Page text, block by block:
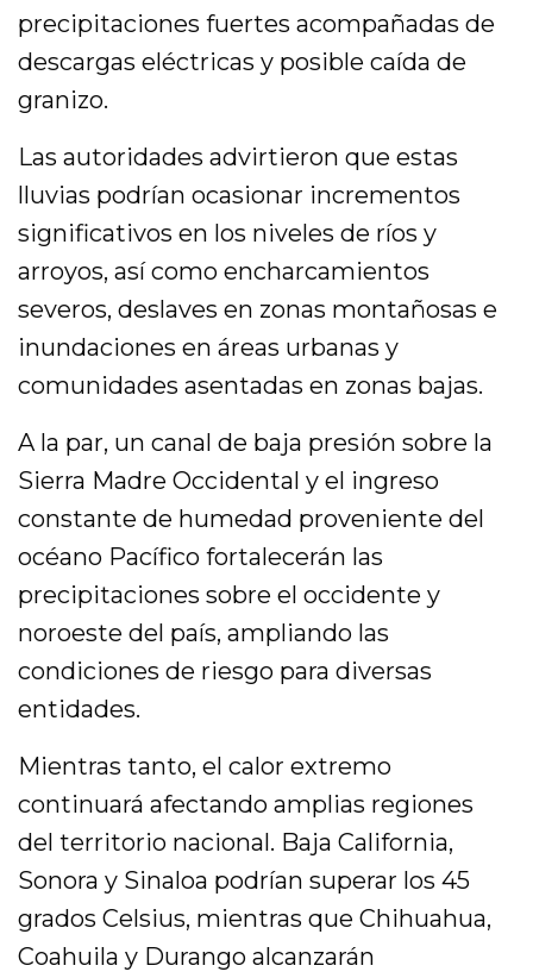
precipitaciones fuertes acompañadas de
descargas eléctricas y posible caída de
granizo.
Las autoridades advirtieron que estas
lluvias podrían ocasionar incrementos
significativos en los niveles de ríos y
arroyos, así como encharcamientos
severos, deslaves en zonas montañosas e
inundaciones en áreas urbanas y
comunidades asentadas en zonas bajas.
A la par, un canal de baja presión sobre la
Sierra Madre Occidental y el ingreso
constante de humedad proveniente del
océano Pacífico fortalecerán las
precipitaciones sobre el occidente y
noroeste del país, ampliando las
condiciones de riesgo para diversas
entidades.
Mientras tanto, el calor extremo
continuará afectando amplias regiones
del territorio nacional. Baja California,
Sonora y Sinaloa podrían superar los 45
grados Celsius, mientras que Chihuahua,
Coahuila y Durango alcanzarán